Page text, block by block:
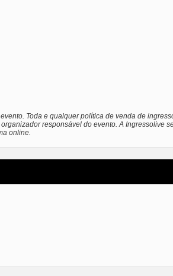
Toda e qualquer política de venda de
responsável do evento. A Ingressolive
online.